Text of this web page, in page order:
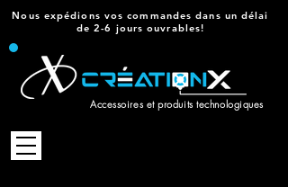
Accessoires et produits technologiques
Nous expédions vos commandes dans un délai
de 2-6 jours ouvrables!